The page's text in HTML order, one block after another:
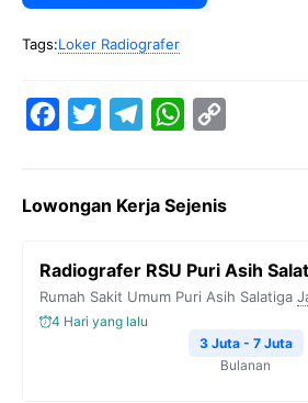
Tags:Loker Radiografer
e
o
o
t
e
e
r
W
t
A
y
i
k
Lowongan Kerja Sejenis
Radiografer RSU Puri Asih
Rumah Sakit Umum Puri Asih Salatiga
4 Hari yang lalu
3 Juta - 7 Juta
Bulanan